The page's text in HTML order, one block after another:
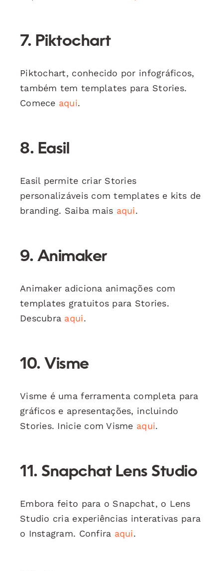
7. Piktochart
Piktochart, conhecido por infográficos,
também tem templates para Stories.
Comece aqui.
8. Easil
Easil permite criar Stories
personalizáveis com templates e kits de
branding. Saiba mais aqui.
9. Animaker
Animaker adiciona animações com
templates gratuitos para Stories.
Descubra aqui.
10. Visme
Visme é uma ferramenta completa para
gráficos e apresentações, incluindo
Stories. Inicie com Visme aqui.
11. Snapchat Lens Studio
Embora feito para o Snapchat, o Lens
Studio cria experiências interativas para
o Instagram. Confira aqui.